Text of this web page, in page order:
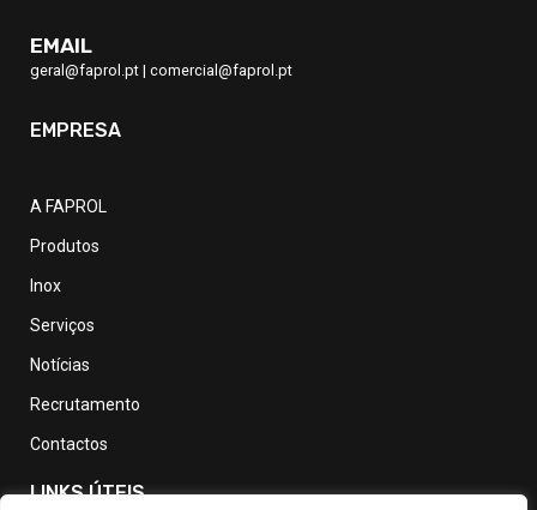
EMAIL
geral@faprol.pt | comercial@faprol.pt
EMPRESA
A FAPROL
Produtos
Inox
Serviços
Notícias
Recrutamento
Contactos
LINKS ÚTEIS